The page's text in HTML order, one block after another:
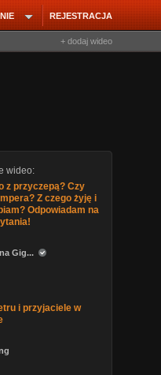
REJESTRACJA
+ dodaj wideo
wideo:
z przyczepą? Czy
Z czego żyję i
Odpowiadam na
Gig...
i przyjaciele w